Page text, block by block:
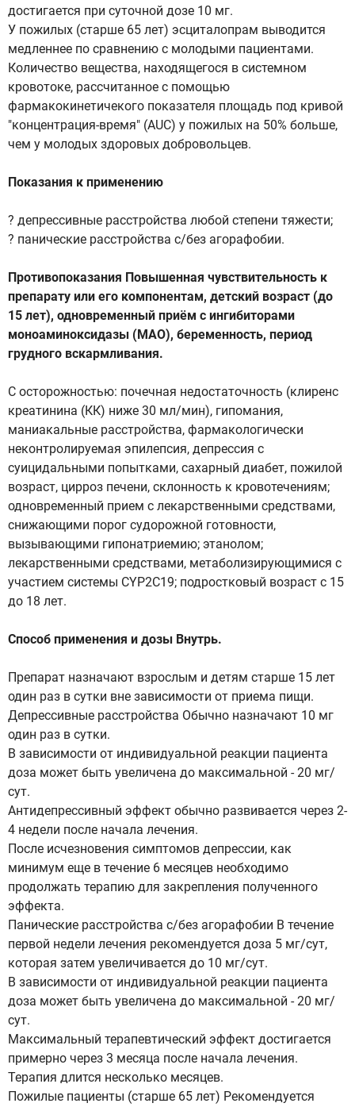
достигается при суточной дозе 10 мг.
У пожилых (старше 65 лет) эсциталопрам выводится
медленнее по сравнению с молодыми пациентами.
Количество вещества, находящегося в системном
кровотоке, рассчитанное с помощью
фармакокинетичекого показателя площадь под кривой
"концентрация-время" (AUC) у пожилых на 50% больше,
чем у молодых здоровых добровольцев.
Показания к применению
? депрессивные расстройства любой степени тяжести;
? панические расстройства с/без агорафобии.
Противопоказания Повышенная чувствительность к
препарату или его компонентам, детский возраст (до
15 лет), одновременный приём с ингибиторами
моноаминоксидазы (МАО), беременность, период
грудного вскармливания.
С осторожностью: почечная недостаточность (клиренс
креатинина (КК) ниже 30 мл/мин), гипомания,
маниакальные расстройства, фармакологически
неконтролируемая эпилепсия, депрессия с
суицидальными попытками, сахарный диабет, пожилой
возраст, цирроз печени, склонность к кровотечениям;
одновременный прием с лекарственными средствами,
снижающими порог судорожной готовности,
вызывающими гипонатриемию; этанолом;
лекарственными средствами, метаболизирующимися с
участием системы CYP2C19; подростковый возраст с 15
до 18 лет.
Способ применения и дозы Внутрь.
Препарат назначают взрослым и детям старше 15 лет
один раз в сутки вне зависимости от приема пищи.
Депрессивные расстройства Обычно назначают 10 мг
один раз в сутки.
В зависимости от индивидуальной реакции пациента
доза может быть увеличена до максимальной - 20 мг/
сут.
Антидепрессивный эффект обычно развивается через 2-
4 недели после начала лечения.
После исчезновения симптомов депрессии, как
минимум еще в течение 6 месяцев необходимо
продолжать терапию для закрепления полученного
эффекта.
Панические расстройства с/без агорафобии В течение
первой недели лечения рекомендуется доза 5 мг/сут,
которая затем увеличивается до 10 мг/сут.
В зависимости от индивидуальной реакции пациента
доза может быть увеличена до максимальной - 20 мг/
сут.
Максимальный терапевтический эффект достигается
примерно через 3 месяца после начала лечения.
Терапия длится несколько месяцев.
Пожилые пациенты (старше 65 лет) Рекомендуется